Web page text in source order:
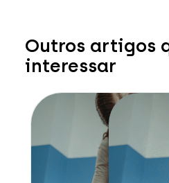
Outros artigos
interessar